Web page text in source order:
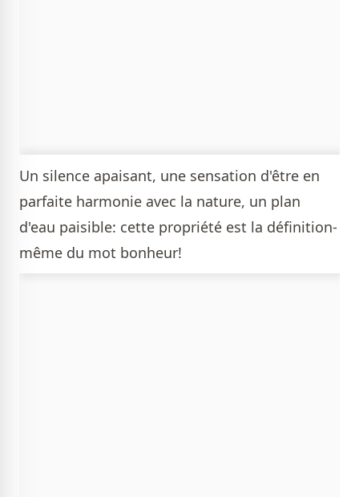
Un silence apaisant, une sensation d'être en
parfaite harmonie avec la nature, un plan
d'eau paisible: cette propriété est la définition-
même du mot bonheur!